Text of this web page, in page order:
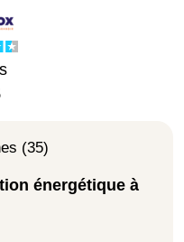
(35)
énergétique à